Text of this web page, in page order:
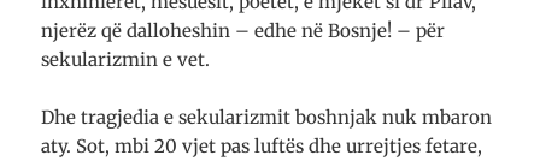
njerëz që dalloheshin – edhe në Bosnje! – për
sekularizmin e vet.
Dhe tragjedia e sekularizmit boshnjak nuk mbaron
aty. Sot, mbi 20 vjet pas luftës dhe urrejtjes fetare,